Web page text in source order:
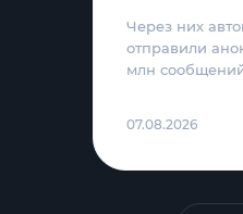
Через них
отправили
млн
07.08.2026